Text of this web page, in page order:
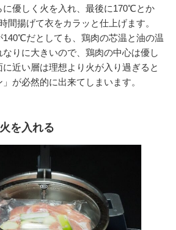
に優しく火を入れ、最後に170℃とか
間揚げて衣をカラッと仕上げます。
140℃だとしても、鶏肉の芯温と油の温
りに大きいので、鶏肉の中心は優し
に近い層は理想より火が入り過ぎると
が必然的に出来てしまいます。
を入れる